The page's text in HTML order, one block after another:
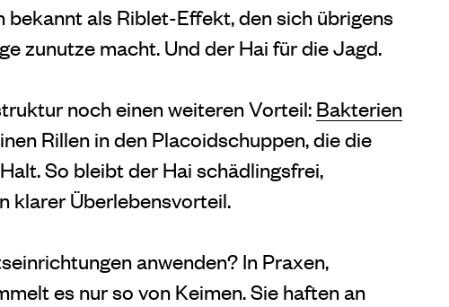
als Riblet-Effekt, den sich übrigens
zunutze macht. Und der Hai für die Jagd.
noch einen weiteren Vorteil: Bakterien
Rillen in den Placoidschuppen, die die
So bleibt der Hai schädlingsfrei,
klarer Überlebensvorteil.
anwenden? In Praxen,
es nur so von Keimen. Sie haften an